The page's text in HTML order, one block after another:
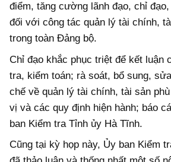
điểm, tăng cường lãnh đạo, chỉ
đối với công tác quản lý tài chính,
trong toàn Đảng bộ.
Chỉ đạo khắc phục triệt để kết luận
tra, kiểm toán; rà soát, bổ sung,
chế về quản lý tài chính, tài sản
vị và các quy định hiện hành; báo
ban Kiểm tra Tỉnh ủy Hà Tĩnh.
Cũng tại kỳ họp này, Ủy ban Kiểm